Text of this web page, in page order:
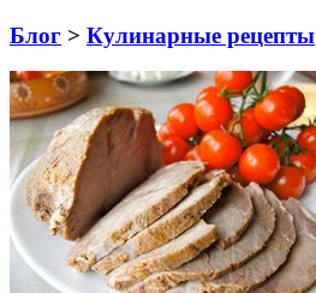
Блог > Кулинарные рецепты